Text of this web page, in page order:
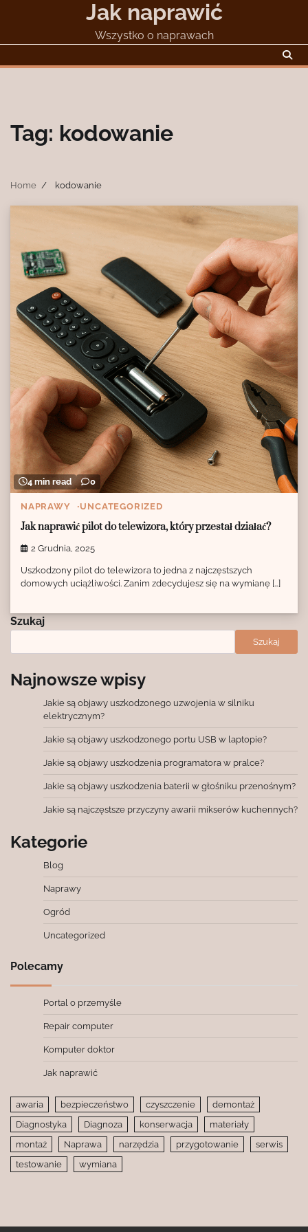
Jak naprawić
Wszystko o naprawach
Tag: kodowanie
Home kodowanie
4 min read 0
NAPRAWY UNCATEGORIZED
Jak naprawić pilot do telewizora, który przestał działać?
2 Grudnia, 2025
Uszkodzony pilot do telewizora to jedna z najczęstszych
domowych uciążliwości. Zanim zdecydujesz się na wymianę […]
Szukaj
Szukaj
Najnowsze wpisy
Jakie są objawy uszkodzonego uzwojenia w silniku
elektrycznym?
Jakie są objawy uszkodzonego portu USB w laptopie?
Jakie są objawy uszkodzenia programatora w pralce?
Jakie są objawy uszkodzenia baterii w głośniku przenośnym?
Jakie są najczęstsze przyczyny awarii mikserów kuchennych?
Kategorie
Blog
Naprawy
Ogród
Uncategorized
Polecamy
Portal o przemyśle
Repair computer
Komputer doktor
Jak naprawić
awaria bezpieczeństwo czyszczenie
demontaż
Diagnostyka
Diagnoza konserwacja
materiały
montaż
Naprawa narzędzia przygotowanie
serwis
testowanie
wymiana